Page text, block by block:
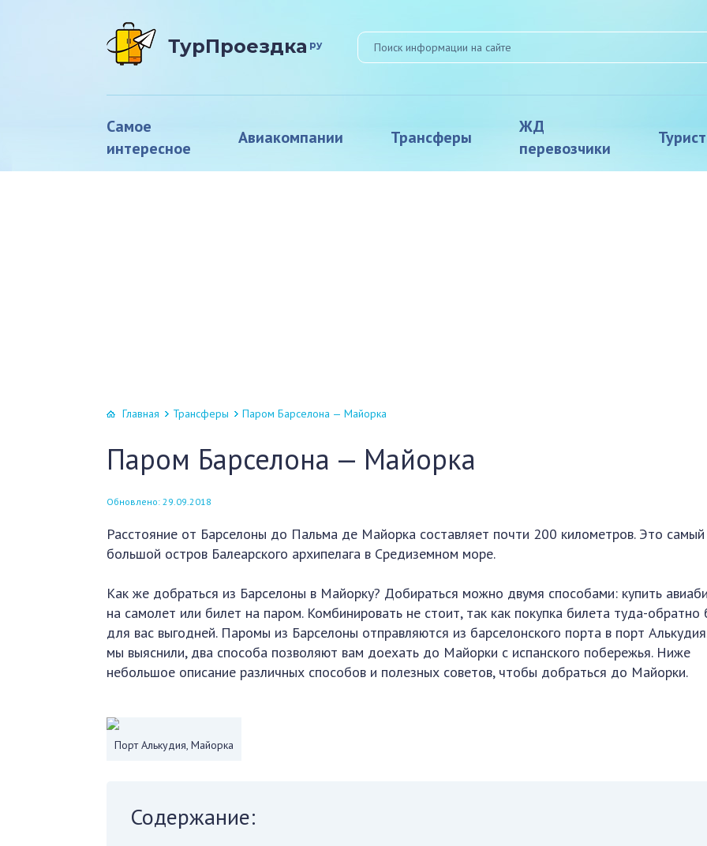
ТурПроездка ру
Самое
интересное
Авиакомпании Трансферы
ЖД
перевозчики
Главная Трансферы Паром Барселона — Майорка
Паром Барселона — Майорка
Обновлено: 29.09.2018
Расстояние от Барселоны до Пальма де Майорка составляет почти 200 километров. Это самый
большой остров Балеарского архипелага в Средиземном море.
Как же добраться из Барселоны в Майорку? Добираться можно двумя способами: купить
на самолет или билет на паром. Комбинировать не стоит, так как покупка билета туда-обратно
для вас выгодней. Паромы из Барселоны отправляются из барселонского порта в порт
мы выяснили, два способа позволяют вам доехать до Майорки с испанского побережья. Ниже
небольшое описание различных способов и полезных советов, чтобы добраться до Майорки.
Порт Алькудия, Майорка
Содержание: